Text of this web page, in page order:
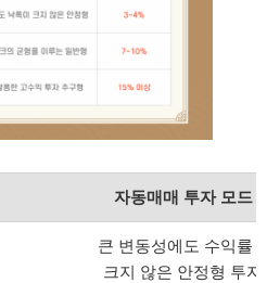
자동매매 투자 모드
큰 변동성에도 수익률
크지 않은 안정형 투자